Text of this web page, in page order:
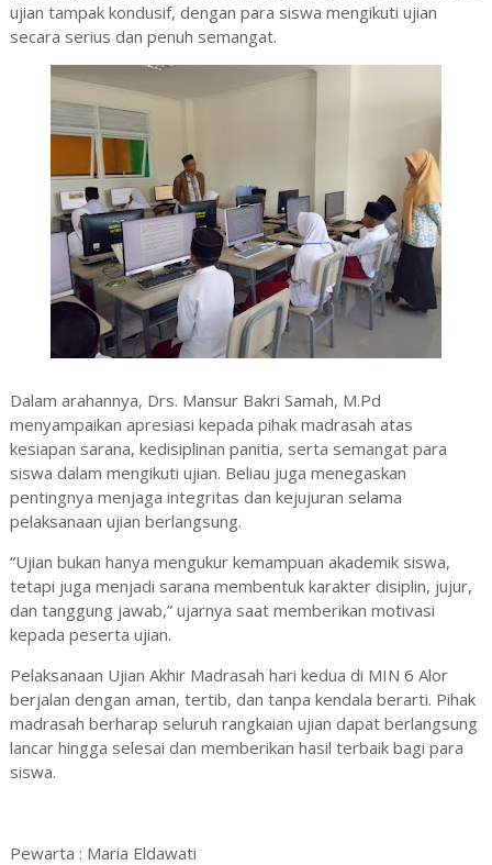
ujian tampak kondusif, dengan para siswa mengikuti ujian
secara serius dan penuh semangat.
Dalam arahannya, Drs. Mansur Bakri Samah, M.Pd
menyampaikan apresiasi kepada pihak madrasah atas
kesiapan sarana, kedisiplinan panitia, serta semangat para
siswa dalam mengikuti ujian. Beliau juga menegaskan
pentingnya menjaga integritas dan kejujuran selama
pelaksanaan ujian berlangsung.
“Ujian bukan hanya mengukur kemampuan akademik siswa,
tetapi juga menjadi sarana membentuk karakter disiplin, jujur,
dan tanggung jawab,” ujarnya saat memberikan motivasi
kepada peserta ujian.
Pelaksanaan Ujian Akhir Madrasah hari kedua di MIN 6 Alor
berjalan dengan aman, tertib, dan tanpa kendala berarti. Pihak
madrasah berharap seluruh rangkaian ujian dapat berlangsung
lancar hingga selesai dan memberikan hasil terbaik bagi para
siswa.
Pewarta : Maria Eldawati